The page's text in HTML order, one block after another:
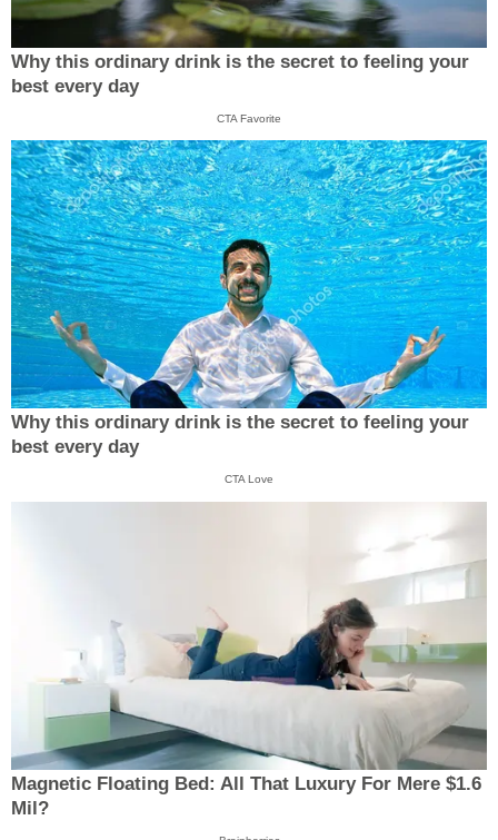
Why this ordinary drink is the secret to feeling your
best every day
CTA Favorite
Why this ordinary drink is the secret to feeling your
best every day
CTA Love
Magnetic Floating Bed: All That Luxury For Mere $1.6
Mil?